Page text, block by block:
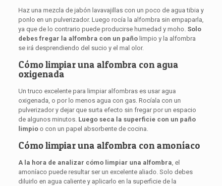
Haz una mezcla de jabón lavavajillas con un poco de agua tibia y
ponlo en un pulverizador. Luego rocía la alfombra sin empaparla,
ya que de lo contrario puede producirse humedad y moho. Solo
debes fregar la alfombra con un pañolimpio y la alfombra
se irá desprendiendo del sucio y el mal olor.
Cómo limpiar una alfombra con agua
oxigenada
Un truco excelente para limpiar alfombras es usar agua
oxigenada, o por lo menos agua con gas. Rocíala con un
pulverizador y dejar que surta efecto sin fregar por un espacio
de algunos minutos. Luego seca la superficie con un paño
limpioo con un papel absorbente de cocina.
Cómo limpiar una alfombra con amoníaco
A la hora de analizar cómo limpiar una alfombra, el
amoníaco puede resultar ser un excelente aliado. Solo debes
diluirlo en agua caliente y aplicarlo en la superficie de la